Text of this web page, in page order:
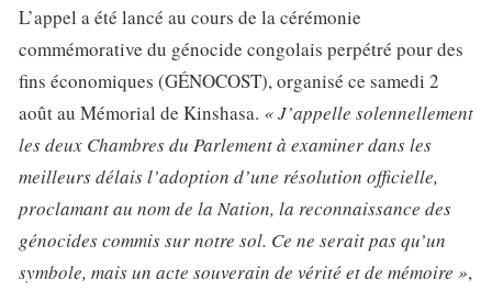
L’appel a été lancé au cours de la cérémonie
commémorative du génocide congolais perpétré pour des
fins économiques (GÉNOCOST), organisé ce samedi 2
août au Mémorial de Kinshasa. « J’appelle solennellement
les deux Chambres du Parlement à examiner dans les
meilleurs délais l’adoption d’une résolution officielle,
proclamant au nom de la Nation, la reconnaissance des
génocides commis sur notre sol. Ce ne serait pas qu’un
symbole, mais un acte souverain de vérité et de mémoire »,